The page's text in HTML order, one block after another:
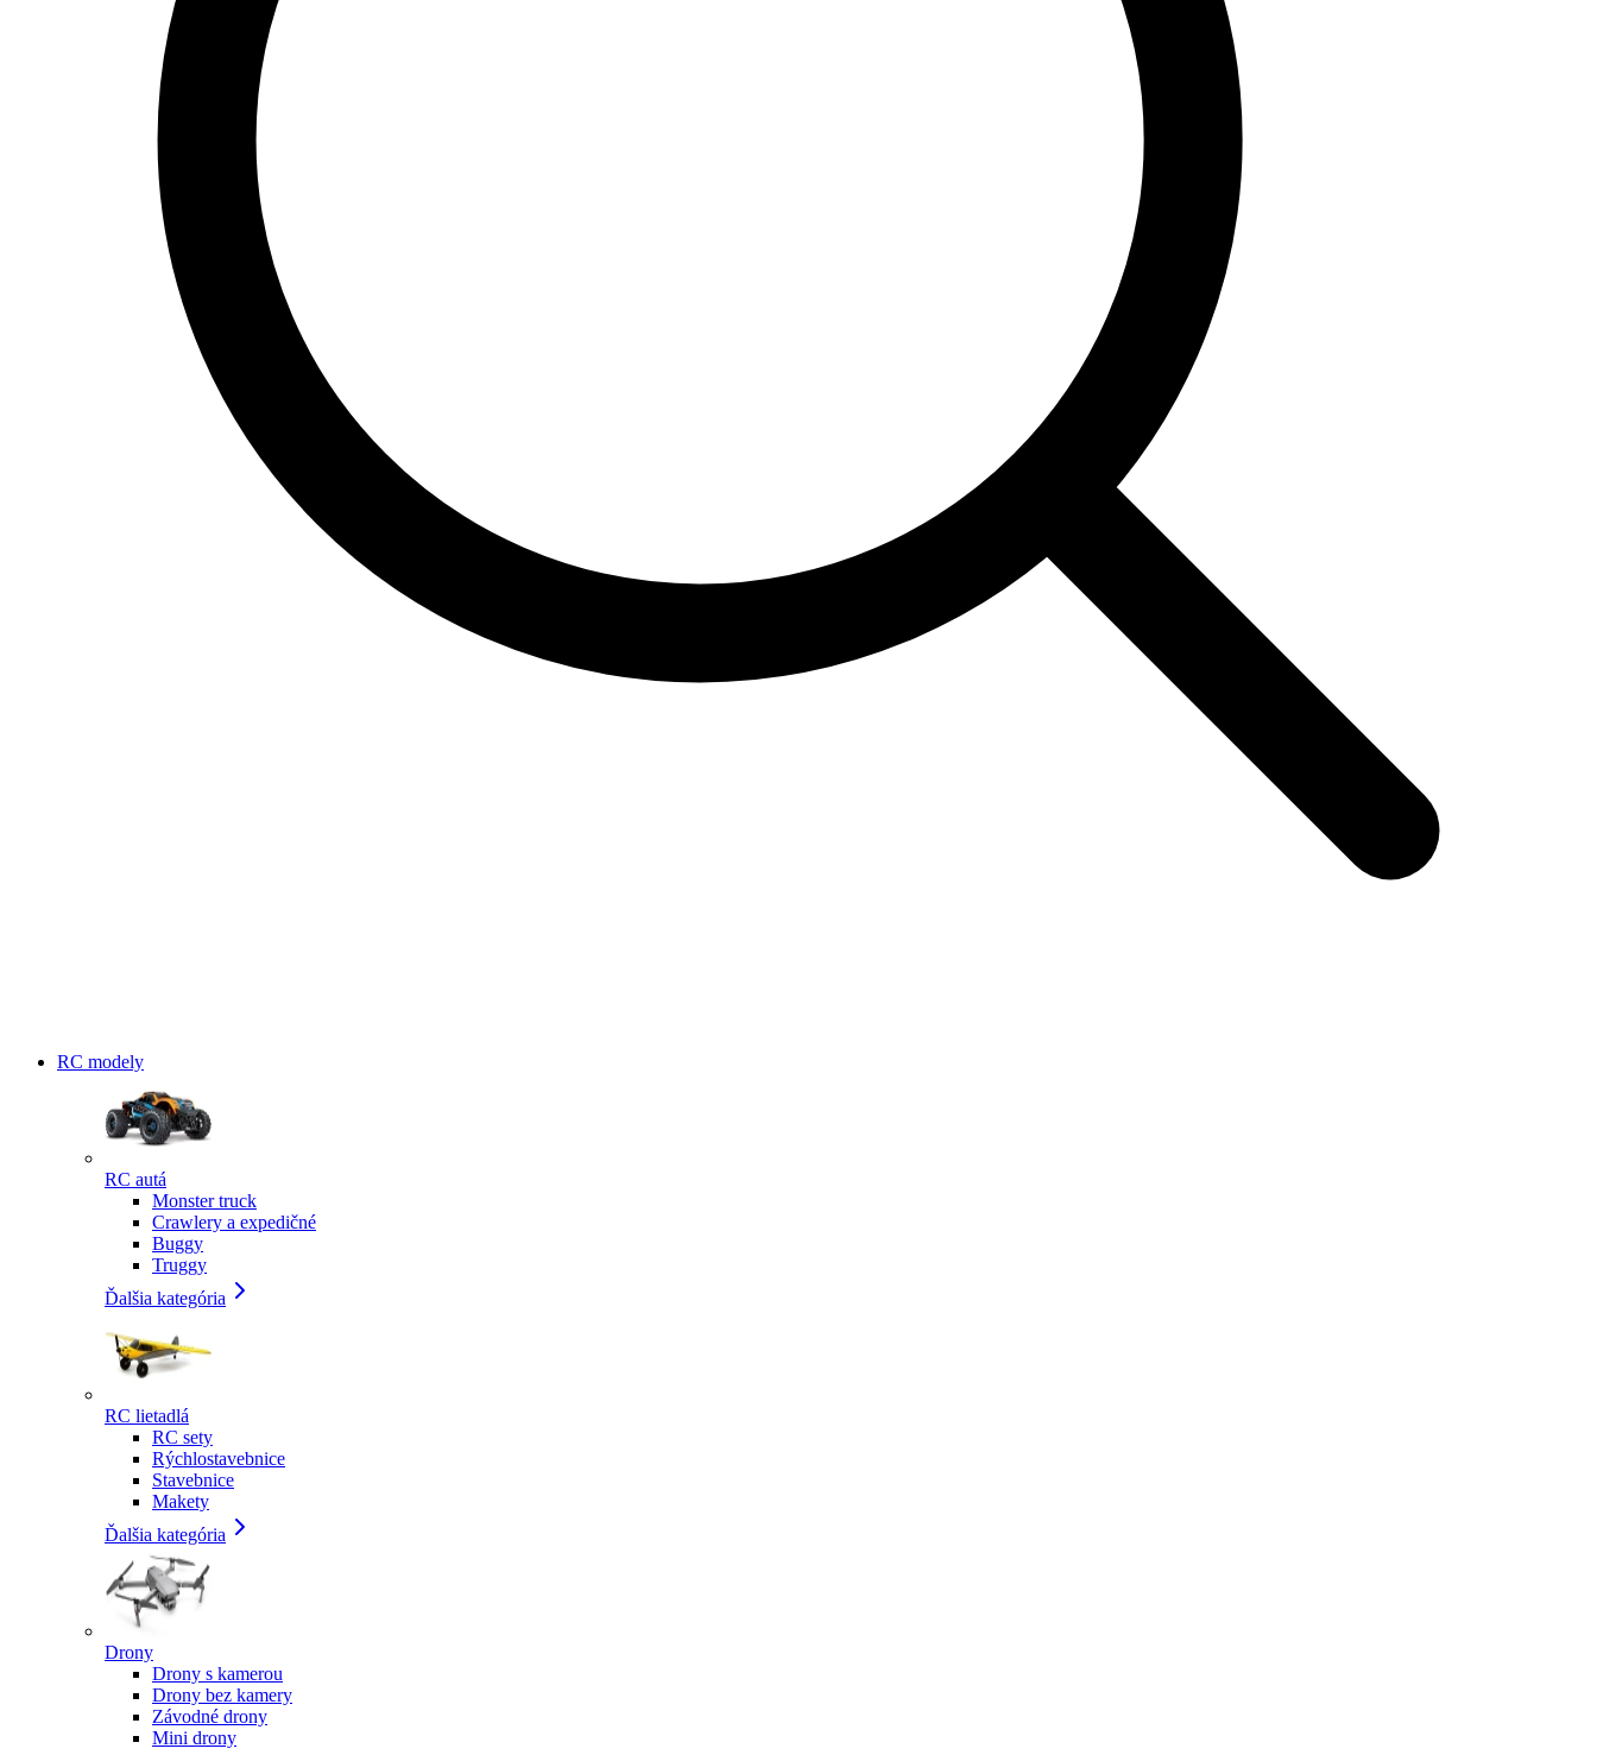
RC modely
RC autá
Monster truck
Crawlery a expedičné
Buggy
Truggy
Ďalšia kategória
RC lietadlá
RC sety
Rýchlostavebnice
Stavebnice
Makety
Ďalšia kategória
Drony
Drony s kamerou
Drony bez kamery
Závodné drony
Mini drony